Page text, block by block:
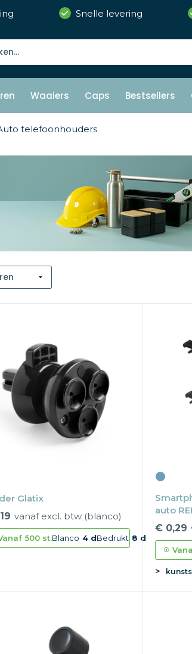
Snelle levering
Waaiers Caps Bestsellers
telefoonhouders
Glatix
vanaf excl. btw (blanco)
500 st.Blanco 4 dBedrukt 8 d
auto
€ 0,29